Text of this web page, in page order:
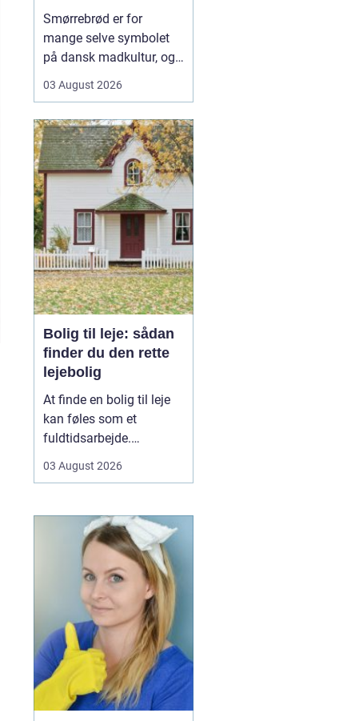
Smørrebrød er for
mange selve symbolet
på dansk madkultur, og i
i bedste velgående. Her
klassiske stykker med
sild, æg og rejer og nyere
udgaver med grøntsager,
specialiteter fra lokale
slagtere og kre...
03 August 2026
Bolig til leje: sådan
finder du den rette
lejebolig
At finde en bolig til leje
kan føles som et
fuldtidsarbejde.
priserne varierer, og det
gennemskue, hvad du
egentlig får for pengene.
Samtidig fylder
spørgsmål om
beliggenhed, ...
03 August 2026